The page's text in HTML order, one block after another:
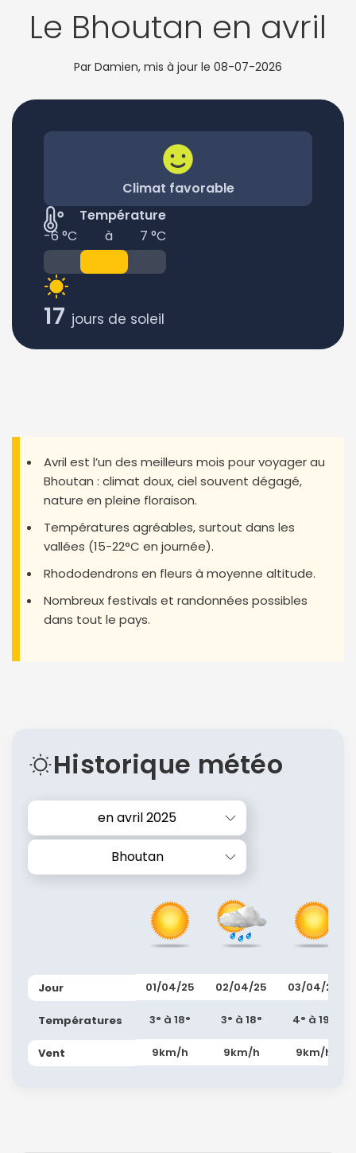
Le Bhoutan en avril
Par Damien, mis à jour le 08-07-2026
Climat favorable
Température
-6 °C
à 7 °C
17 jours de soleil
Avril est l’un des meilleurs mois pour voyager au
Bhoutan : climat doux, ciel souvent dégagé,
nature en pleine floraison.
Températures agréables, surtout dans les
vallées (15-22°C en journée).
Rhododendrons en fleurs à moyenne altitude.
Nombreux festivals et randonnées possibles
dans tout le pays.
Historique météo
en avril 2025
Bhoutan
Jour
Températures
Vent
01/04/25
3° à 18°
9km/h
02/04/25
3° à 18°
9km/h
03/04/25
4° à 19°
9km/h